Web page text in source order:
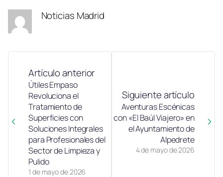
Noticias Madrid
Artículo anterior
1 de mayo de 2026
Útiles Empaso
Revoluciona el
Tratamiento de
Superficies con
Soluciones Integrales
para Profesionales del
Sector de Limpieza y
Pulido
Siguiente artículo
4 de mayo de 2026
Aventuras Escénicas
con «El Baúl Viajero» en
el Ayuntamiento de
Alpedrete